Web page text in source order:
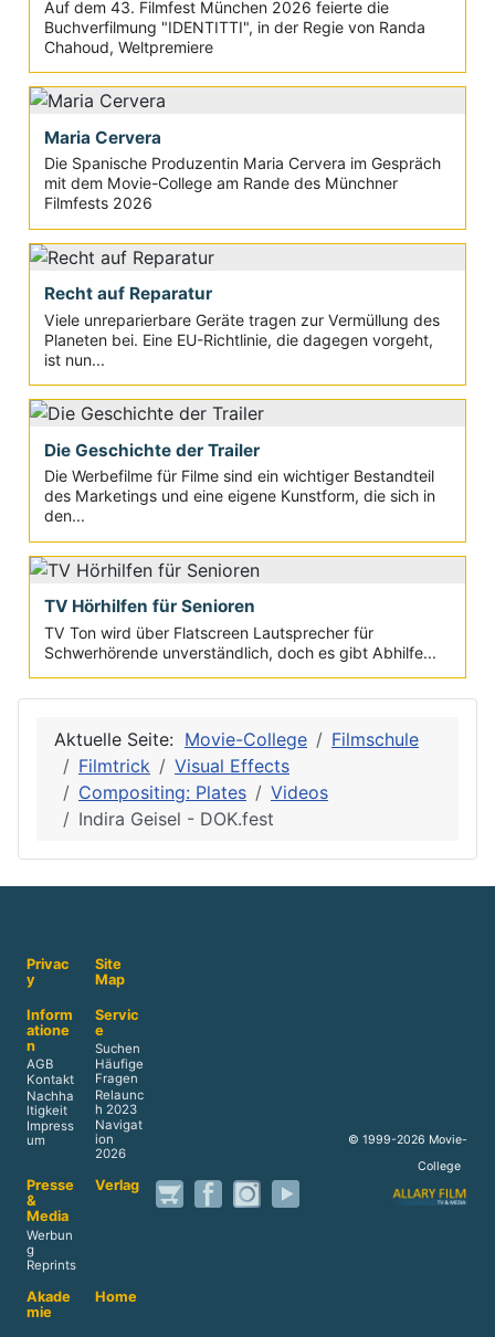
Auf dem 43. Filmfest München 2026 feierte die
Buchverfilmung "IDENTITTI", in der Regie von Randa
Chahoud, Weltpremiere
Maria Cervera
Die Spanische Produzentin Maria Cervera im Gespräch
mit dem Movie-College am Rande des Münchner
Filmfests 2026
Recht auf Reparatur
Viele unreparierbare Geräte tragen zur Vermüllung des
Planeten bei. Eine EU-Richtlinie, die dagegen vorgeht,
ist nun...
Die Geschichte der Trailer
Die Werbefilme für Filme sind ein wichtiger Bestandteil
des Marketings und eine eigene Kunstform, die sich in
den...
TV Hörhilfen für Senioren
TV Ton wird über Flatscreen Lautsprecher für
Schwerhörende unverständlich, doch es gibt Abhilfe...
Aktuelle Seite: Movie-College
Filmschule
Filmtrick
Visual Effects
Compositing: Plates
Videos
Indira Geisel - DOK.fest
Privac
y
Site
Map
Inform
atione
n
AGB
Kontakt
Nachha
ltigkeit
Impress
um
Servic
e
Suchen
Häufige
Fragen
Relaunc
h 2023
Navigat
ion
2026
Presse
&
Media
Werbun
g
Reprints
Verlag
Akade
mie
Home
© 1999-2026 Movie-
College